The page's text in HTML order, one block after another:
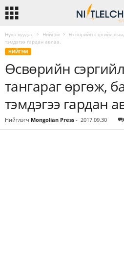
Нүүр хуудас Нийгэм
Өсвөрийн
тэмдэгээ гардан авлаа.
НИЙГЭМ
Өсвөрийн
тангараг өргөж,
тэмдэгээ гардан
Нийтлэгч Mongolian Press - 2017.09.30